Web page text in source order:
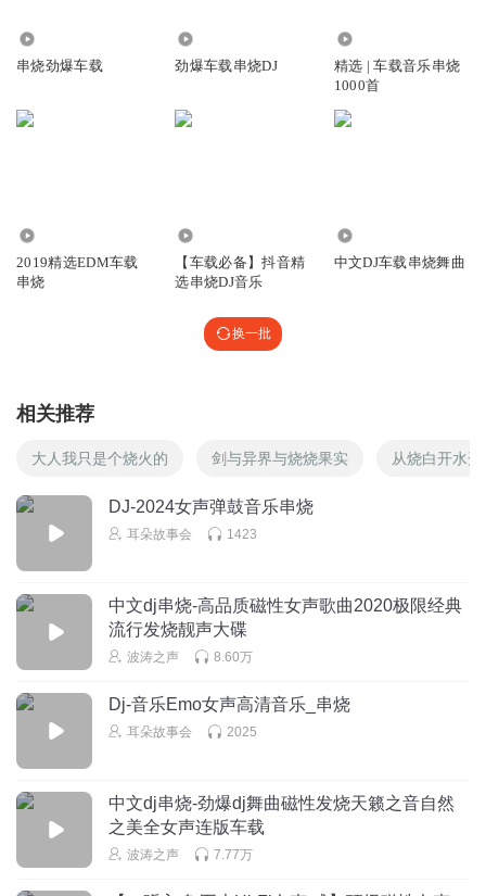
串烧劲爆车载 劲爆车载串烧DJ
精选 | 车载音乐串烧
1000首
2019精选EDM车载
串烧
【车载必备】抖音精
选串烧DJ音乐
中文DJ车载串烧舞曲
换一批
相关推荐
大人我只是个烧火的 剑与异界与烧烧果实 从烧白开水开
DJ-2024女声弹鼓音乐串烧
耳朵故事会 1423
中文dj串烧-高品质磁性女声歌曲2020极限经典
流行发烧靓声大碟
波涛之声 8.60万
Dj-音乐Emo女声高清音乐_串烧
耳朵故事会 2025
中文dj串烧-劲爆dj舞曲磁性发烧天籁之音自然
之美全女声连版车载
波涛之声 7.77万